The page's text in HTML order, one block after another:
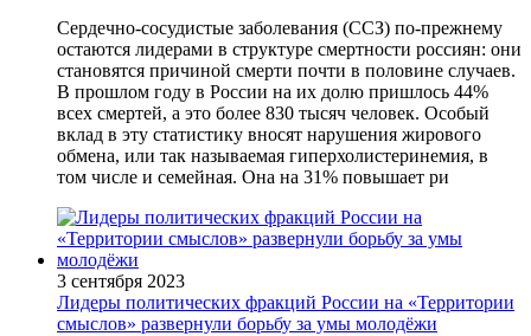
Сердечно-сосудистые заболевания (ССЗ) по-прежнему
остаются лидерами в структуре смертности россиян: они
становятся причиной смерти почти в половине случаев.
В прошлом году в России на их долю пришлось 44%
всех смертей, а это более 830 тысяч человек. Особый
вклад в эту статистику вносят нарушения жирового
обмена, или так называемая гиперхолистеринемия, в
том числе и семейная. Она на 31% повышает ри
3 сентября 2023
Лидеры политических фракций России на «Территории
смыслов» развернули борьбу за умы молодёжи